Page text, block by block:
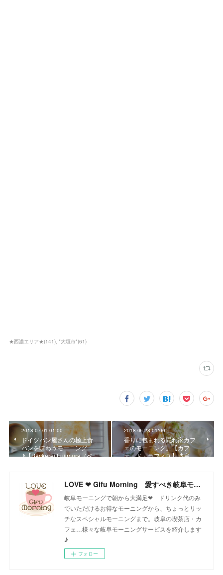
★西濃エリア★(141) *大垣市*(61)
2018.07.01 01:00
ドイツパン屋さんの極上食
パンを味わうモーニング
♪【Bäckerei Fujimura（ベ…
2018.06.28 01:00
香りに包まれる隠れ家カフ
ェのモーニング。【カフ
ェ・ド・ラフィユ】岐阜…
LOVE ❤ Gifu Morning 愛すべき岐阜モーニング♪
岐阜モーニングで朝から大満足❤ ドリンク代のみ
でいただけるお得なモーニングから、ちょっとリッ
チなスペシャルモーニングまで。岐阜の喫茶店・カ
フェ…様々な岐阜モーニングサービスを紹介します
♪
フォロー